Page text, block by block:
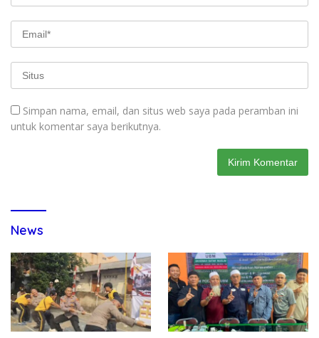
Simpan nama, email, dan situs web saya pada peramban ini
untuk komentar saya berikutnya.
News